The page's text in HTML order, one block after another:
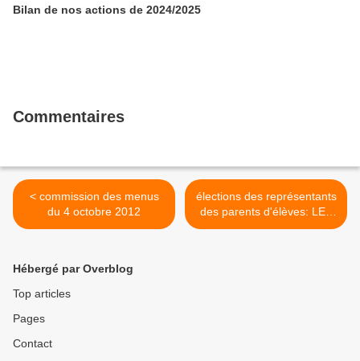
Bilan de nos actions de 2024/2025
Commentaires
< commission des menus
du 4 octobre 2012
élections des représentants
des parents d'élèves: LES
RESULTATS!! >
Hébergé par Overblog
Top articles
Pages
Contact